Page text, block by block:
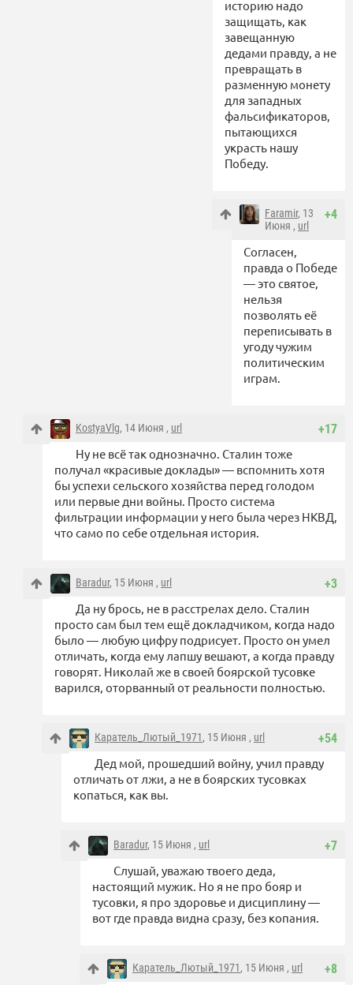
историю надо
защищать, как
завещанную
дедами правду, а не
превращать в
разменную монету
для западных
фальсификаторов,
пытающихся
украсть нашу
Победу.
+4
Faramir, 13
Июня , url
Согласен,
правда о Победе
— это святое,
нельзя
позволять её
переписывать в
угоду чужим
политическим
играм.
+17
KostyaVlg, 14 Июня , url
Ну не всё так однозначно. Сталин тоже
получал «красивые доклады» — вспомнить хотя
бы успехи сельского хозяйства перед голодом
или первые дни войны. Просто система
фильтрации информации у него была через НКВД,
что само по себе отдельная история.
+3
Baradur, 15 Июня , url
Да ну брось, не в расстрелах дело. Сталин
просто сам был тем ещё докладчиком, когда надо
было — любую цифру подрисует. Просто он умел
отличать, когда ему лапшу вешают, а когда правду
говорят. Николай же в своей боярской тусовке
варился, оторванный от реальности полностью.
+54
Каратель_Лютый_1971, 15 Июня , url
Дед мой, прошедший войну, учил правду
отличать от лжи, а не в боярских тусовках
копаться, как вы.
+7
Baradur, 15 Июня , url
Слушай, уважаю твоего деда,
настоящий мужик. Но я не про бояр и
тусовки, я про здоровье и дисциплину —
вот где правда видна сразу, без копания.
+8
Каратель_Лютый_1971, 15 Июня , url